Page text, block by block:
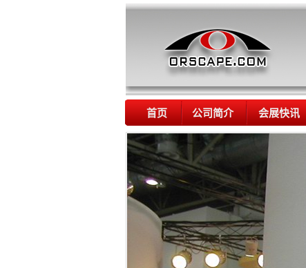
首页 公司简介 会展快讯